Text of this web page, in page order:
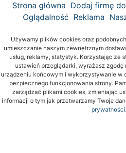
Strona główna Dodaj firmę
Oglądalność Reklama
Używamy plików cookies oraz
umieszczanie naszym zewnętrznym
usług, reklamy, statystyk. Korzystając ze
ustawień przeglądarki, wyrażasz
urządzeniu końcowym i wykorzystywanie w
bezpiecznego funkcjonowania strony.
zarządzać plikami cookies, zmieniając
informacji o tym jak przetwarzamy Twoje
prywatności.